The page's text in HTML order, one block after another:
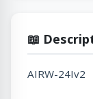
📖
AIRW-24Iv2